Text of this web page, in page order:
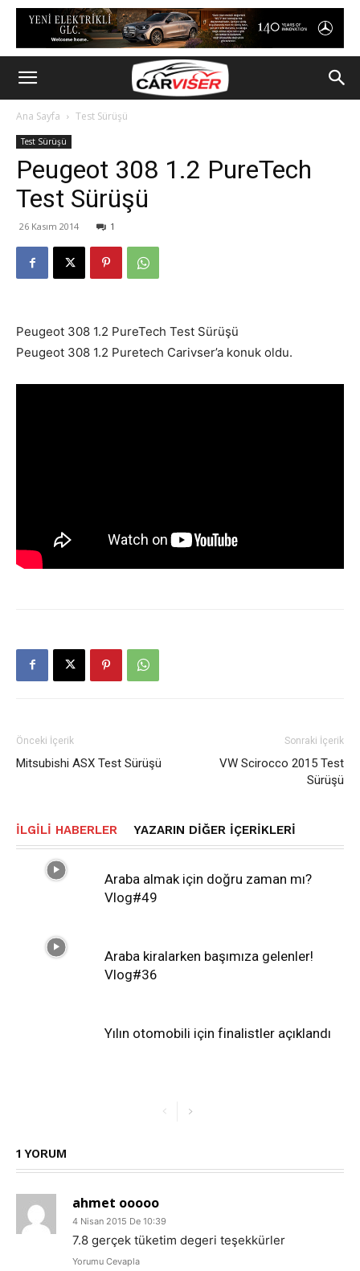
Ana Sayfa Test Sürüşü
Test Sürüşü
Peugeot 308 1.2 PureTech
Test Sürüşü
26 Kasım 2014 1
Peugeot 308 1.2 PureTech Test Sürüşü
Peugeot 308 1.2 Puretech Carivser’a konuk oldu.
Önceki İçerik
Mitsubishi ASX Test Sürüşü
Sonraki İçerik
VW Scirocco 2015 Test
Sürüşü
İLGILI HABERLER YAZARIN DIĞER İÇERIKLERI
Araba almak için doğru zaman mı?
Vlog#49
Araba kiralarken başımıza gelenler!
Vlog#36
Yılın otomobili için finalistler açıklandı
1 YORUM
ahmet ooooo
4 Nisan 2015 De 10:39
7.8 gerçek tüketim degeri teşekkürler
Yorumu Cevapla